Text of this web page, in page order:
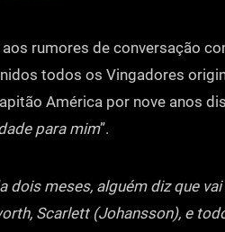
rumores de conversação
todos os Vingadores
América por nove anos
para mim”.
dois meses, alguém diz que
Scarlett (Johansson), e